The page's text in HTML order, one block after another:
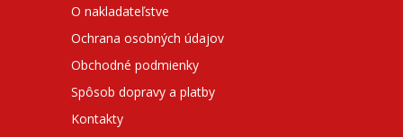
O nakladateľstve
Ochrana osobných údajov
Obchodné podmienky
Spôsob dopravy a platby
Kontakty